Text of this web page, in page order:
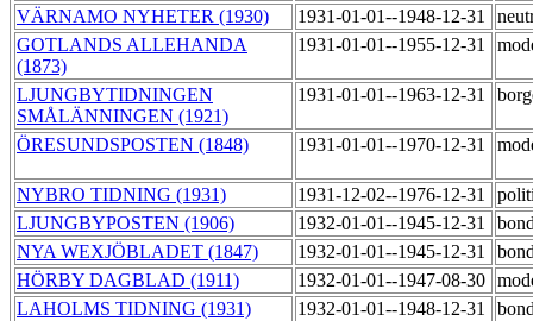
VÄRNAMO NYHETER (1930) 1931-01-01--1948-12-31
GOTLANDS ALLEHANDA
(1873)
1931-01-01--1955-12-31
LJUNGBYTIDNINGEN
SMÅLÄNNINGEN (1921)
1931-01-01--1963-12-31
ÖRESUNDSPOSTEN (1848) 1931-01-01--1970-12-31
NYBRO TIDNING (1931) 1931-12-02--1976-12-31
LJUNGBYPOSTEN (1906)
1932-01-01--1945-12-31
NYA WEXJÖBLADET (1847)
1932-01-01--1945-12-31
HÖRBY DAGBLAD (1911)
1932-01-01--1947-08-30
LAHOLMS TIDNING (1931)
1932-01-01--1948-12-31